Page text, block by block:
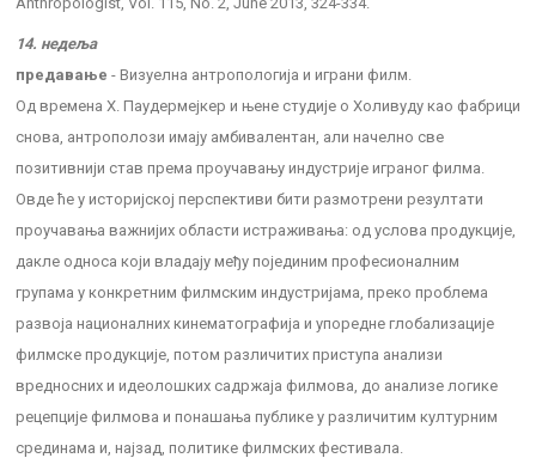
14. недеља
предавање - Визуелна антропологија и играни филм.
Од времена Х. Паудермејкер и њене студије о Холивуду као фабрици
снова, антрополози имају амбивалентан, али начелно све
позитивнији став према проучавању индустрије играног филма.
Овде ће у историјској перспективи бити размотрени резултати
проучавања важнијих области истраживања: од услова продукције,
дакле односа који владају међу појединим професионалним
групама у конкретним филмским индустријама, преко проблема
развоја националних кинематографија и упоредне глобализације
филмске продукције, потом различитих приступа анализи
вредносних и идеолошких садржаја филмова, до анализе логике
рецепције филмова и понашања публике у различитим културним
срединама и, најзад, политике филмских фестивала.